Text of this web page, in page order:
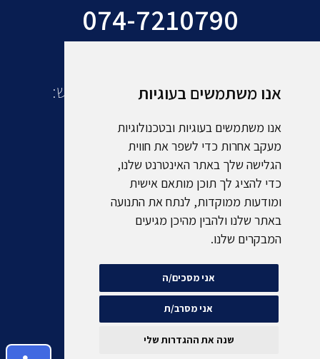
אנו משתמשים בעוגיות
אנו משתמשים בעוגיות ובטכנולוגיות
מעקב אחרות כדי לשפר את חווית
הגלישה שלך באתר האינטרנט שלנו,
כדי להציג לך תוכן מותאם אישית
ומודעות ממוקדות, לנתח את התנועה
באתר שלנו ולהבין מהיכן מגיעים
המבקרים שלנו.
אני מסכים/ה
אני מסרב/ת
שנה את ההגדרות שלי
074-7210790
עוד מקבוצת אמסלם תיירות ונופש: